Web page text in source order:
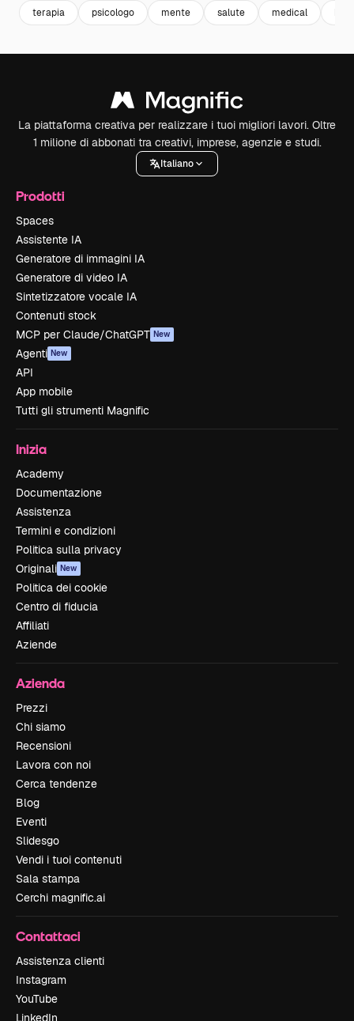
terapia psicologo mente salute medical
La piattaforma creativa per realizzare i tuoi migliori lavori. Oltre
1 milione di abbonati tra creativi, imprese, agenzie e studi.
Italiano
Prodotti
Spaces
Assistente IA
Generatore di immagini IA
Generatore di video IA
Sintetizzatore vocale IA
Contenuti stock
MCP per Claude/ChatGPT New
Agenti New
API
App mobile
Tutti gli strumenti Magnific
Inizia
Academy
Documentazione
Assistenza
Termini e condizioni
Politica sulla privacy
Originali New
Politica dei cookie
Centro di fiducia
Affiliati
Aziende
Azienda
Prezzi
Chi siamo
Recensioni
Lavora con noi
Cerca tendenze
Blog
Eventi
Slidesgo
Vendi i tuoi contenuti
Sala stampa
Cerchi magnific.ai
Contattaci
Assistenza clienti
Instagram
YouTube
LinkedIn